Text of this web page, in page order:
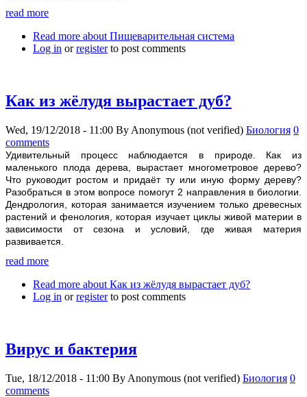
read more
Read more about Пищеварительная система
Log in orregisterto post comments
Как из жёлудя вырастает дуб?
Wed, 19/12/2018 - 11:00 By Anonymous (not verified) Биология 0
comments
Удивительный процесс наблюдается в природе. Как из
маленького плода дерева, вырастает многометровое дерево?
Что руководит ростом и придаёт ту или иную форму дереву?
Разобраться в этом вопросе помогут 2 направления в биологии.
Дендрология, которая занимается изучением только древесных
растений и фенология, которая изучает циклы живой материи в
зависимости от сезона и условий, где живая материя
развивается.
read more
Read more about Как из жёлудя вырастает дуб?
Log in orregisterto post comments
Вирус и бактерия
Tue, 18/12/2018 - 11:00 By Anonymous (not verified) Биология 0
comments